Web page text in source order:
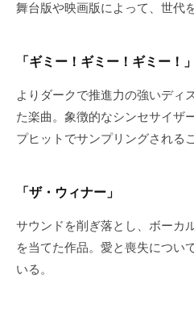
舞台版や映画版によって、世代
「ギミー！ギミー！ギミー！」
よりダークで推進力の強いディ
た楽曲。象徴的なシンセサイザ
プヒットでサンプリングされる
「ザ・ウィナー」
サウンドを削ぎ落とし、ボーカ
を当てた作品。愛と喪失につい
いる。